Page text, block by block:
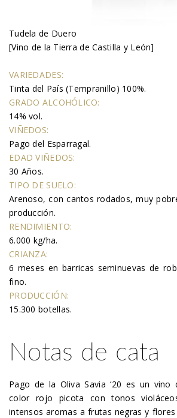
Tudela de Duero
[Vino de la Tierra de Castilla y León]
VARIEDADES:
Tinta del País (Tempranillo) 100%.
GRADO ALCOHÓLICO:
14% vol.
VIÑEDOS:
Pago del Esparragal.
EDAD VIÑEDOS:
30 Años.
TIPO DE SUELO:
Arenoso, con cantos rodados, muy
producción.
RENDIMIENTO:
6.000 kg/ha.
CRIANZA:
6 meses en barricas seminuevas de
fino.
PRODUCCIÓN:
15.300 botellas.
Notas de cata
Pago de la Oliva Savia ‘20 es un
color rojo picota con tonos
intensos aromas a frutas negras y